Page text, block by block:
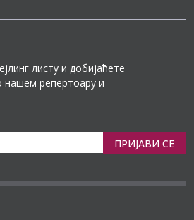
листу и добијаћете
репертоару и
ПРИЈАВИ СЕ